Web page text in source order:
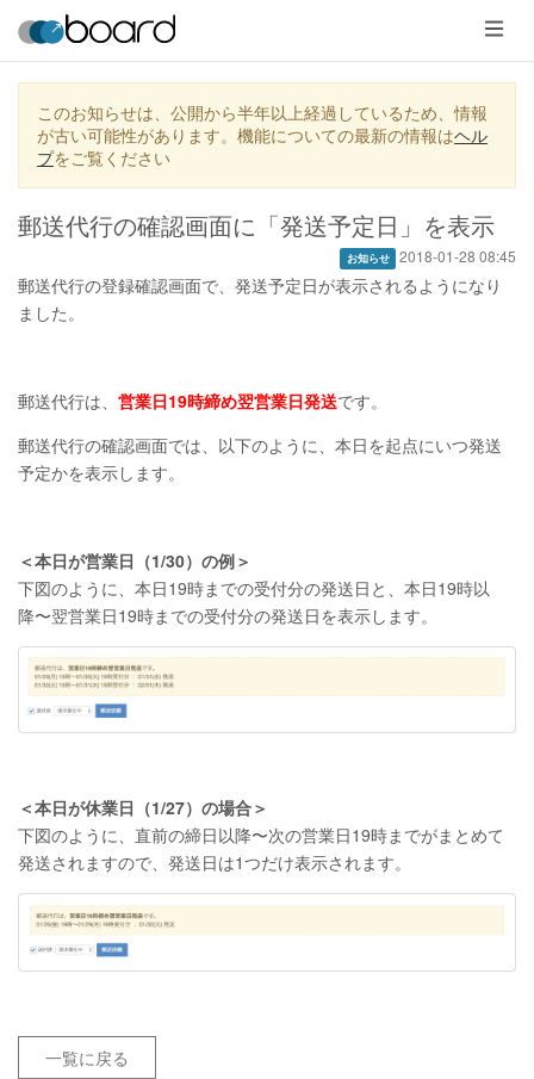
メ
ニ
ュ
ー
このお知らせは、公開から半年以上経過しているため、情報
が古い可能性があります。機能についての最新の情報はヘル
プをご覧ください
郵送代行の確認画面に「発送予定日」を表示
お知らせ 2018-01-28 08:45
郵送代行の登録確認画面で、発送予定日が表示されるようになり
ました。
郵送代行は、 営業日19時締め翌営業日発送です。
郵送代行の確認画面では、以下のように、本日を起点にいつ発送
予定かを表示します。
＜本日が営業日（1/30）の例＞
下図のように、本日19時までの受付分の発送日と、本日19時以
降〜翌営業日19時までの受付分の発送日を表示します。
＜本日が休業日（1/27）の場合＞
下図のように、直前の締日以降〜次の営業日19時までがまとめて
発送されますので、発送日は1つだけ表示されます。
一覧に戻る